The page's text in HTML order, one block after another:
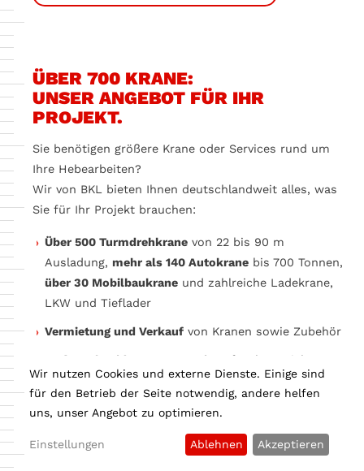
ÜBER 700 KRANE:
UNSER ANGEBOT FÜR IHR
PROJEKT.
Sie benötigen größere Krane oder Services rund um
Ihre Hebearbeiten?
Wir von BKL bieten Ihnen deutschlandweit alles, was
Sie für Ihr Projekt brauchen:
Über 500 Turmdrehkrane von 22 bis 90 m
Ausladung, mehr als 140 Autokrane bis 700 Tonnen,
über 30 Mobilbaukrane und zahlreiche Ladekrane,
LKW und Tieflader
Vermietung und Verkauf von Kranen sowie Zubehör
Maßgeschneiderte Kranservices
für Ihr Projekt:
Montagen, Wartung, Reparaturen, 24-Stunden-
Notdienst, Transporte und mehr
Wir nutzen Cookies und externe Dienste. Einige sind
für den Betrieb der Seite notwendig, andere helfen
uns, unser Angebot zu optimieren.
Einstellungen Ablehnen Akzeptieren